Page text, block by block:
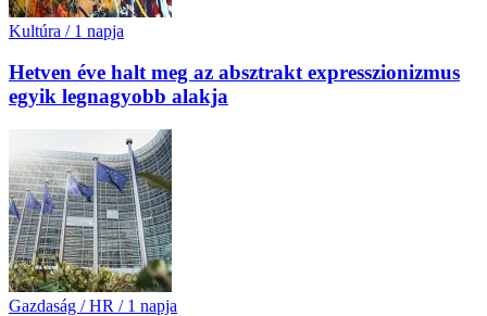
Kultúra / 1 napja
Hetven éve halt meg az absztrakt expresszionizmus
egyik legnagyobb alakja
Gazdaság / HR / 1 napja